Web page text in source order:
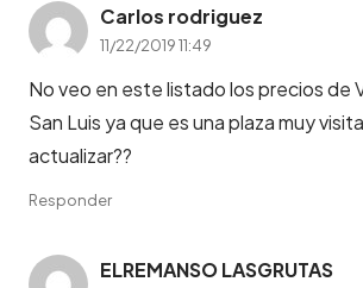
Carlos rodriguez
11/22/2019 11:49
No veo en este listado los precios de
San Luis ya que es una plaza muy
actualizar??
Responder
ELREMANSO LASGRUTAS